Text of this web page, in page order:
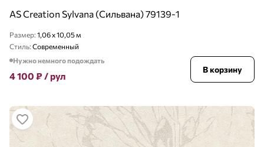
AS Creation Sylvana (Сильвана) 79139-1
Размер: 1,06 x 10,05 м
Стиль: Современный
Нужно немного подождать
4 100 ₽ / рул
В корзину